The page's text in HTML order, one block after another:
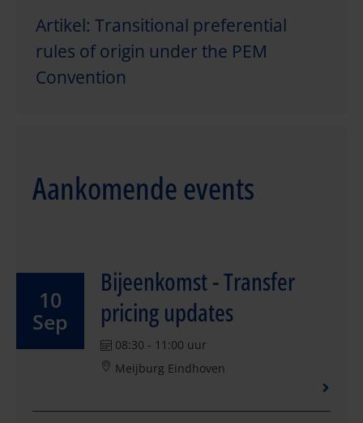
Artikel: Transitional preferential
rules of origin under the PEM
Convention
Aankomende events
10
Sep
Bijeenkomst - Transfer
pricing updates
08:30 - 11:00 uur
Meijburg Eindhoven